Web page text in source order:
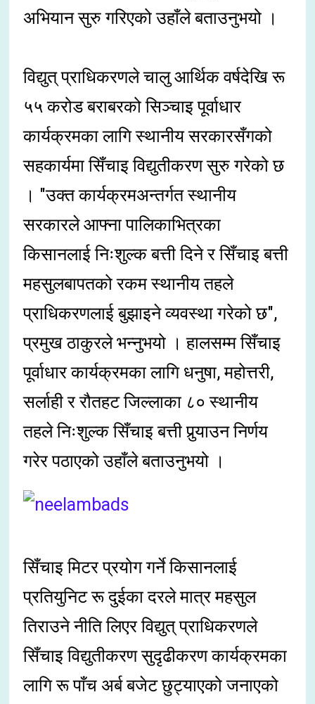
अभियान सुरु गरिएको उहाँले बताउनुभयो ।
विद्युत् प्राधिकरणले चालु आर्थिक वर्षदेखि रू
५५ करोड बराबरको सिञ्चाइ पूर्वाधार
कार्यक्रमका लागि स्थानीय सरकारसँगको
सहकार्यमा सिँचाइ विद्युतीकरण सुरु गरेको छ
। "उक्त कार्यक्रमअन्तर्गत स्थानीय
सरकारले आफ्ना पालिकाभित्रका
किसानलाई निःशुल्क बत्ती दिने र सिँचाइ बत्ती
महसुलबापतको रकम स्थानीय तहले
प्राधिकरणलाई बुझाइने व्यवस्था गरेको छ",
प्रमुख ठाकुरले भन्नुभयो । हालसम्म सिँचाइ
पूर्वाधार कार्यक्रमका लागि धनुषा, महोत्तरी,
सर्लाही र रौतहट जिल्लाका ८० स्थानीय
तहले निःशुल्क सिँचाइ बत्ती पुर्‍याउन निर्णय
गरेर पठाएको उहाँले बताउनुभयो ।
सिँचाइ मिटर प्रयोग गर्ने किसानलाई
प्रतियुनिट रू दुईका दरले मात्र महसुल
तिराउने नीति लिएर विद्युत् प्राधिकरणले
सिँचाइ विद्युतीकरण सुदृढीकरण कार्यक्रमका
लागि रू पाँच अर्ब बजेट छुट्याएको जनाएको